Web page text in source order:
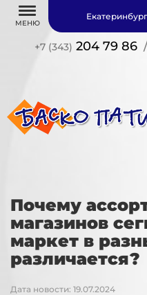
МЕНЮ
+7 (343) 204 79 86 /
Почему
магазинов
маркет в
различается?
Дата новости: 19.07.2024